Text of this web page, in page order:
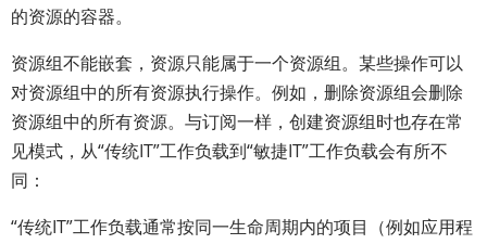
的资源的容器。
资源组不能嵌套，资源只能属于一个资源组。某些操作可以
对资源组中的所有资源执行操作。例如，删除资源组会删除
资源组中的所有资源。与订阅一样，创建资源组时也存在常
见模式，从“传统IT”工作负载到“敏捷IT”工作负载会有所不
同：
“传统IT”工作负载通常按同一生命周期内的项目（例如应用程